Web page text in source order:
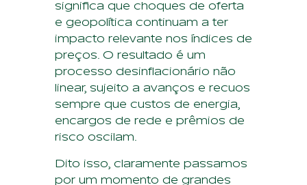
significa que choques de oferta
e geopolítica continuam a ter
impacto relevante nos índices de
preços. O resultado é um
processo desinflacionário não
linear, sujeito a avanços e recuos
sempre que custos de energia,
encargos de rede e prêmios de
risco oscilam.
Dito isso, claramente passamos
por um momento de grandes